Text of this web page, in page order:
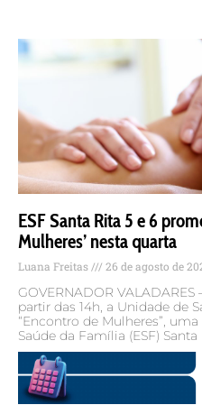
ESF Santa Rita 5 e 6
Mulheres’ nesta quarta
Luana Freitas 26 de agosto de
GOVERNADOR VALADARES
partir das 14h, a Unidade de
“Encontro de Mulheres”,
Saúde da Família (ESF) Santa